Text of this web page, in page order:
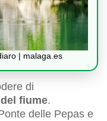
| malaga.es
di
fiume.
delle Pepas e